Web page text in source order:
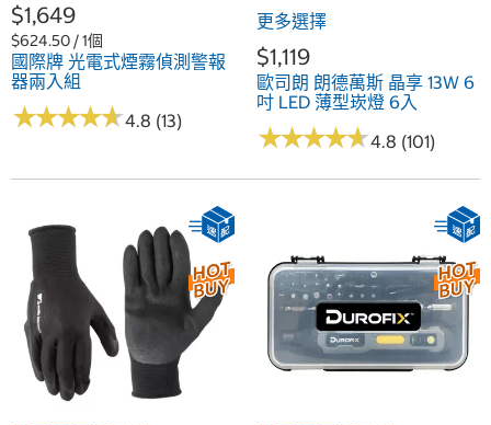
$1,649
$624.50 / 1個
國際牌 光電式煙霧偵測警報
器兩入組
★★★★★
★★★★★4.8 (13)
更多選擇
$1,119
歐司朗 朗德萬斯 晶享 13W 6
吋 LED 薄型崁燈 6入
★★★★★
★★★★★4.8 (101)